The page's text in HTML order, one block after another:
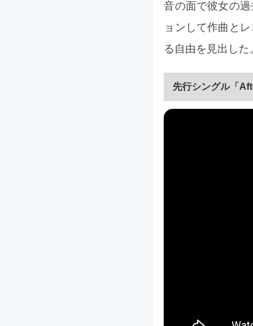
音の面で彼女の
ョンして作曲と
る自由を見出した
先行シングル「